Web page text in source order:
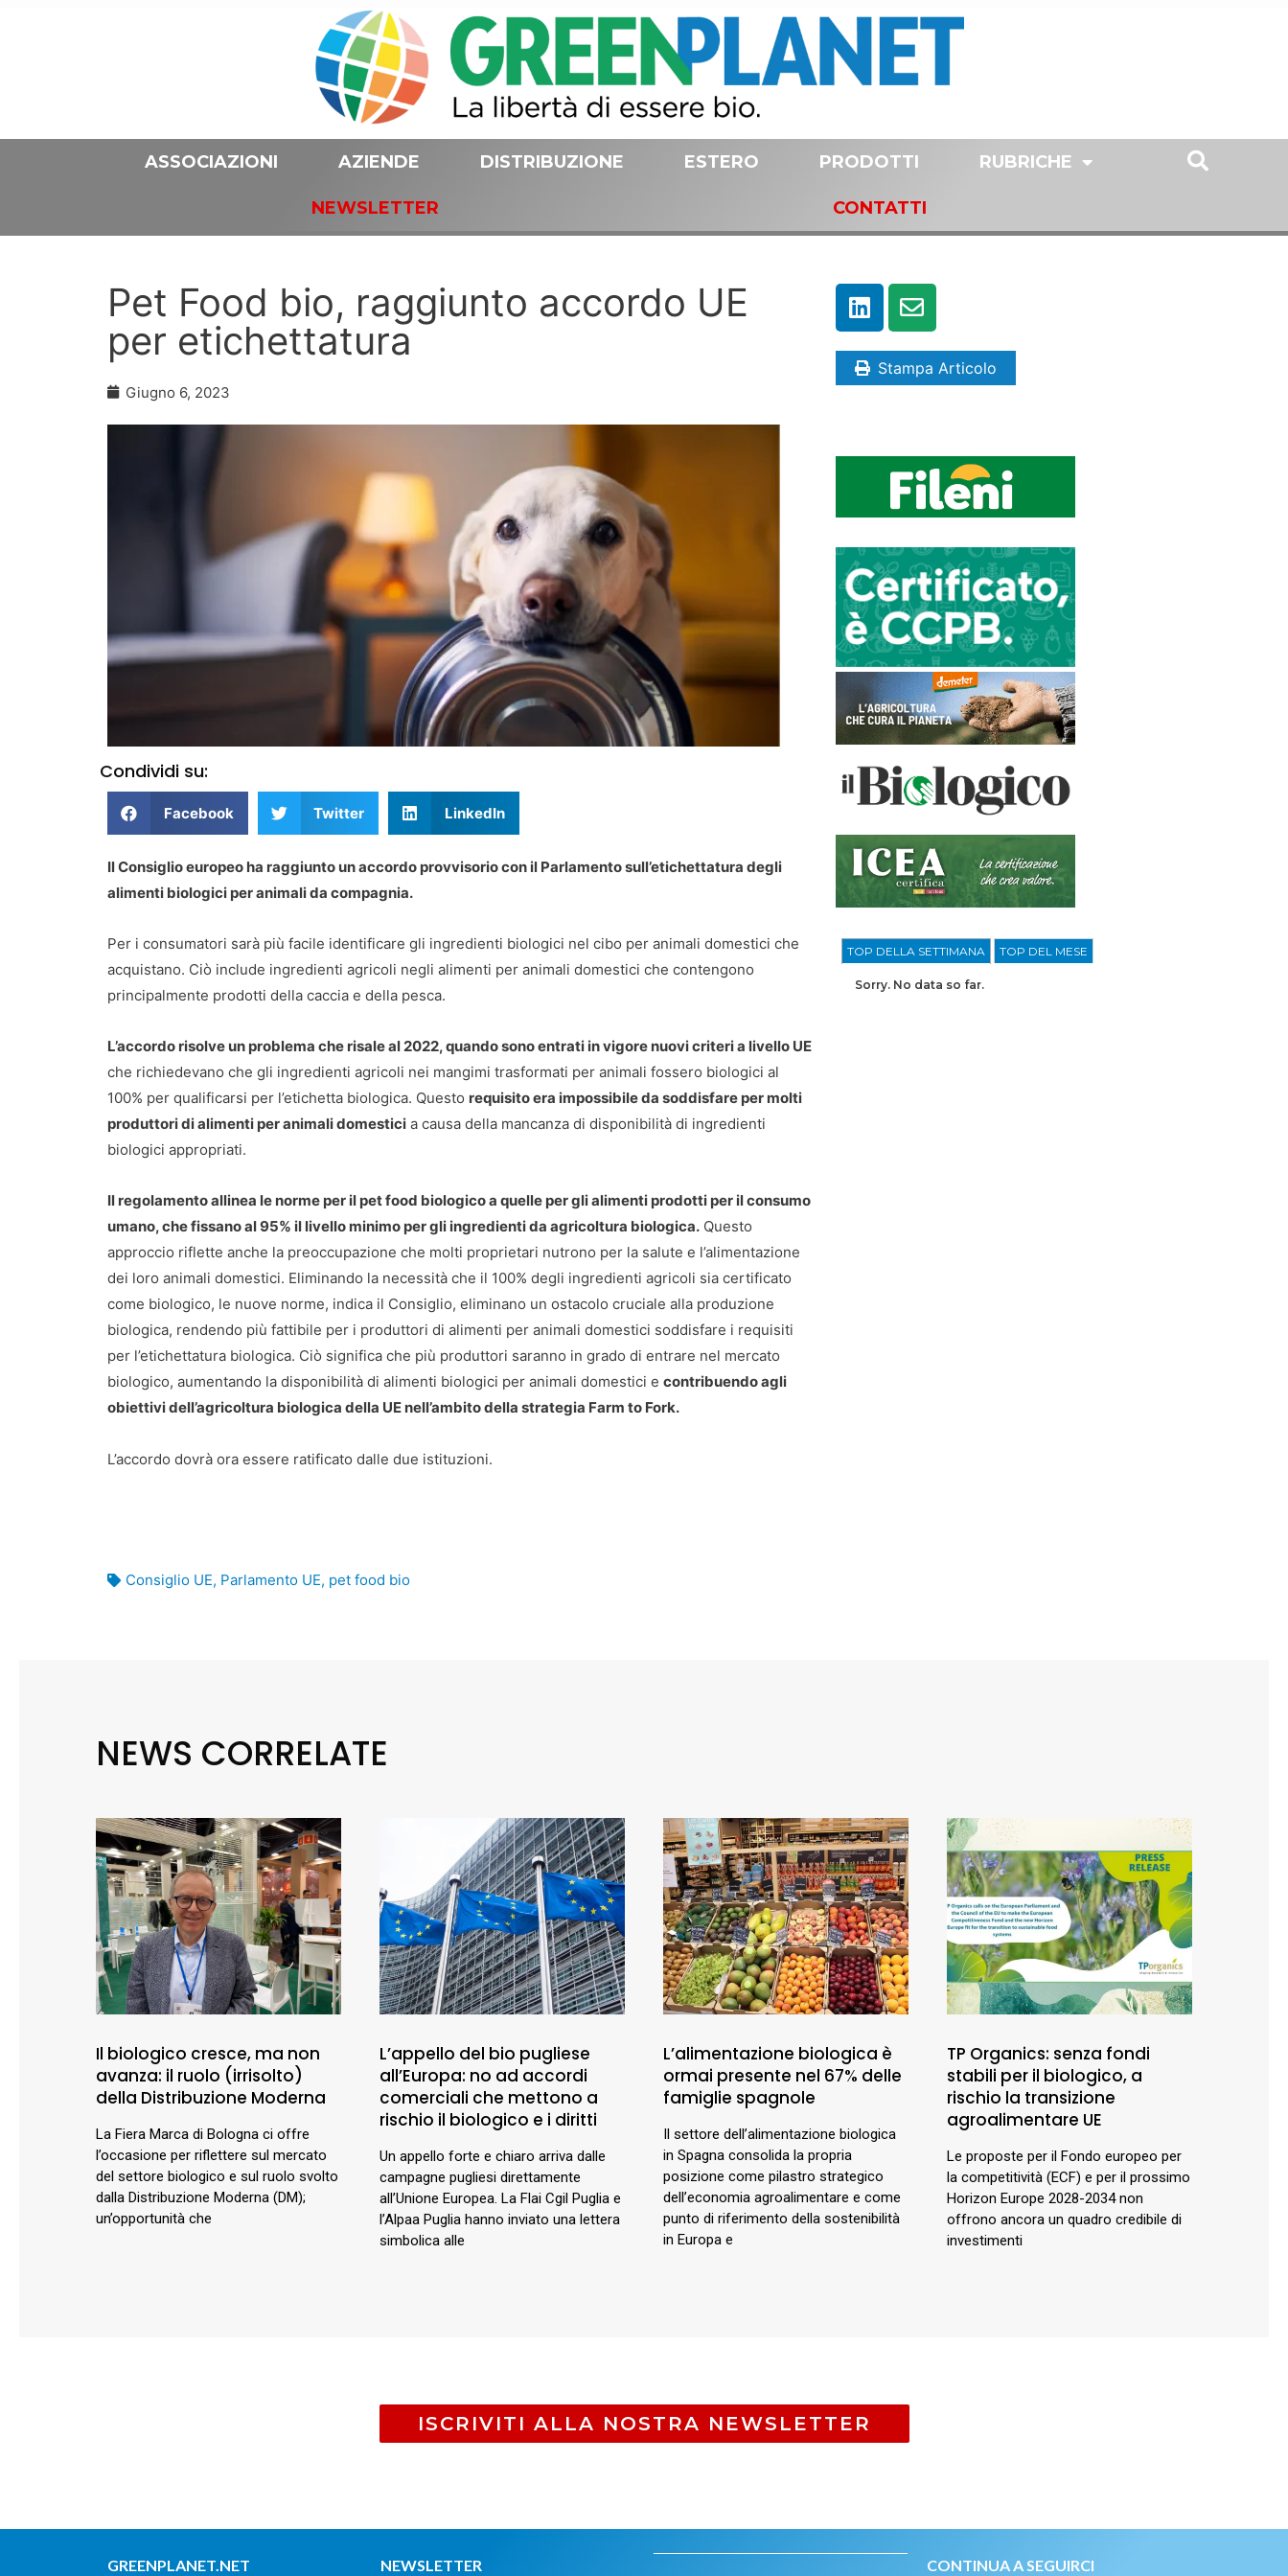
ASSOCIAZIONI AZIENDE DISTRIBUZIONE ESTERO PRODOTTI RUBRICHE
NEWSLETTER CONTATTI
Pet Food bio, raggiunto accordo UE
per etichettatura
Giugno 6, 2023
Condividi su:
Facebook Twitter LinkedIn
Il Consiglio europeo ha raggiunto un accordo provvisorio con il Parlamento sull’etichettatura degli
alimenti biologici per animali da compagnia.
Per i consumatori sarà più facile identificare gli ingredienti biologici nel cibo per animali domestici che
acquistano. Ciò include ingredienti agricoli negli alimenti per animali domestici che contengono
principalmente prodotti della caccia e della pesca.
L’accordo risolve un problema che risale al 2022, quando sono entrati in vigore nuovi criteri a livello UE
che richiedevano che gli ingredienti agricoli nei mangimi trasformati per animali fossero biologici al
100% per qualificarsi per l’etichetta biologica. Questo requisito era impossibile da soddisfare per molti
produttori di alimenti per animali domestici a causa della mancanza di disponibilità di ingredienti
biologici appropriati.
Il regolamento allinea le norme per il pet food biologico a quelle per gli alimenti prodotti per il consumo
umano, che fissano al 95% il livello minimo per gli ingredienti da agricoltura biologica. Questo
approccio riflette anche la preoccupazione che molti proprietari nutrono per la salute e l’alimentazione
dei loro animali domestici. Eliminando la necessità che il 100% degli ingredienti agricoli sia certificato
come biologico, le nuove norme, indica il Consiglio, eliminano un ostacolo cruciale alla produzione
biologica, rendendo più fattibile per i produttori di alimenti per animali domestici soddisfare i requisiti
per l’etichettatura biologica. Ciò significa che più produttori saranno in grado di entrare nel mercato
biologico, aumentando la disponibilità di alimenti biologici per animali domestici e contribuendo agli
obiettivi dell’agricoltura biologica della UE nell’ambito della strategia Farm to Fork.
L’accordo dovrà ora essere ratificato dalle due istituzioni.
Consiglio UE, Parlamento UE, pet food bio
Stampa Articolo
TOP DELLA SETTIMANA TOP DEL MESE
Sorry. No data so far.
NEWS CORRELATE
Il biologico cresce, ma non
avanza: il ruolo (irrisolto)
della Distribuzione Moderna
La Fiera Marca di Bologna ci offre
l’occasione per riflettere sul mercato
del settore biologico e sul ruolo svolto
dalla Distribuzione Moderna (DM);
un’opportunità che
L’appello del bio pugliese
all’Europa: no ad accordi
comerciali che mettono a
rischio il biologico e i diritti
Un appello forte e chiaro arriva dalle
campagne pugliesi direttamente
all’Unione Europea. La Flai Cgil Puglia e
l’Alpaa Puglia hanno inviato una lettera
simbolica alle
L’alimentazione biologica è
ormai presente nel 67% delle
famiglie spagnole
Il settore dell’alimentazione biologica
in Spagna consolida la propria
posizione come pilastro strategico
dell’economia agroalimentare e come
punto di riferimento della sostenibilità
in Europa e
TP Organics: senza fondi
stabili per il biologico, a
rischio la transizione
agroalimentare UE
Le proposte per il Fondo europeo per
la competitività (ECF) e per il prossimo
Horizon Europe 2028-2034 non
offrono ancora un quadro credibile di
investimenti
ISCRIVITI ALLA NOSTRA NEWSLETTER
GREENPLANET.NET NEWSLETTER CONTINUA A SEGUIRCI